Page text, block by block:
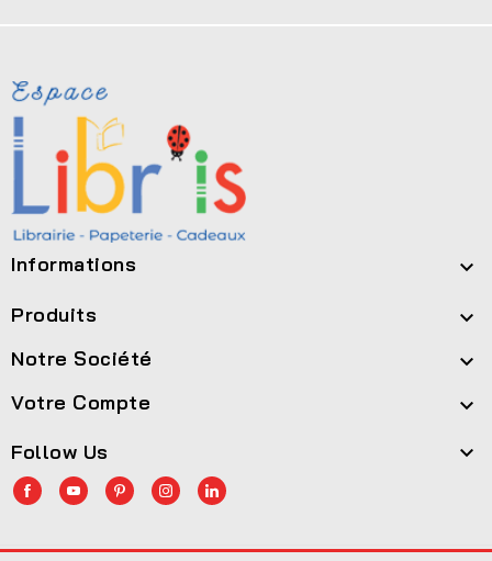
Informations 
Produits 
Notre Société 
Votre Compte 
Follow Us 